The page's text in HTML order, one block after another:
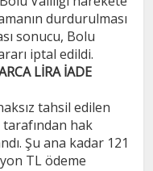
durdurulması
sonucu, Bolu
iptal edildi.
LİRA İADE
tahsil edilen
hak
Şu ana kadar 121
TL ödeme